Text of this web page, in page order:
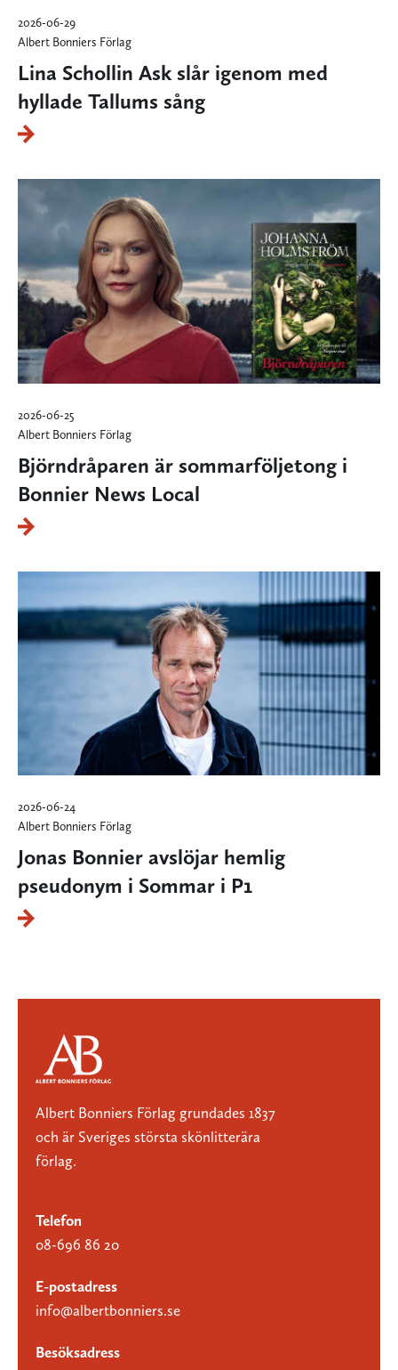
2026-06-29
Albert Bonniers Förlag
Lina Schollin Ask slår igenom med
hyllade Tallums sång
2026-06-25
Albert Bonniers Förlag
Björndråparen är sommarföljetong i
Bonnier News Local
2026-06-24
Albert Bonniers Förlag
Jonas Bonnier avslöjar hemlig
pseudonym i Sommar i P1
Albert Bonniers Förlag grundades 1837
och är Sveriges största skönlitterära
förlag.
Telefon
08-696 86 20
E-postadress
info@albertbonniers.se
Besöksadress